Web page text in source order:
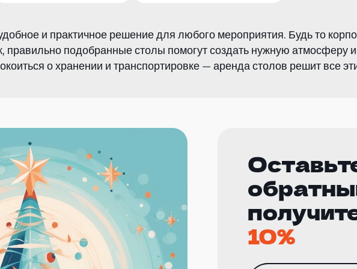
и практичное решение для любого мероприятия. Будь то
правильно подобранные столы помогут создать нужную атмосферу
о хранении и транспортировке — аренда столов решит все
10%